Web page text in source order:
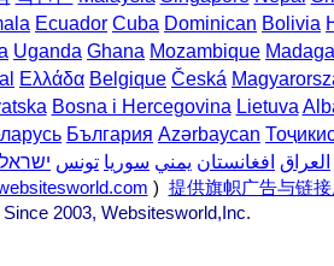
Ecuador Cuba Dominican Bolivia
Uganda Ghana Mozambique
Ελλάδα Belgique Česká
Bosna i Hercegovina Lietuva
България Azərbaycan
العراق افغانستان يمني سوريا تونس ישראל
) 提供旗帜广告与链
2003, Websitesworld,Inc.